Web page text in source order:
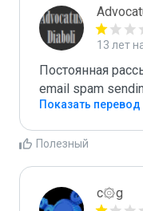
13 лет
Постоянная
email spam
Показать перевод
Полезный
c۞g